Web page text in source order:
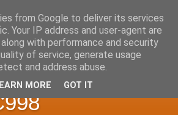
移民公司
咨询微信/
from Google to deliver its services
Your IP address and user-agent are
with performance and security
of service, generate usage
and address abuse.
MORE GOT IT